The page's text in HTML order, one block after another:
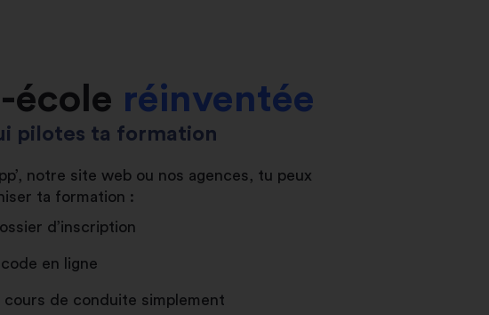
école réinventée
pilotes ta formation
notre site web ou nos agences, tu peux
ta formation :
d’inscription
en ligne
cours de conduite simplement